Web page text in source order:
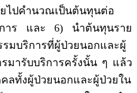
ไปคำนวณเป็นต้นทุนต่อ
การ และ 6) นำต้นทุนราย
มบริการที่ผู้ป่วยนอกและผู้
มารับบริการครั้งนั้น ๆ แล้ว
ลทั้งผู้ป่วยนอกและผู้ป่วยใน